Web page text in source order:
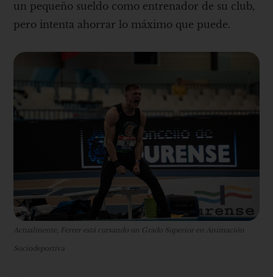
un pequeño sueldo como entrenador de su club,
pero intenta ahorrar lo máximo que puede.
Actualmente, Ferrer está cursando un Grado Superior en Animación
Sociodeportiva